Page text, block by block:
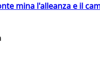
mina l'alleanza e il